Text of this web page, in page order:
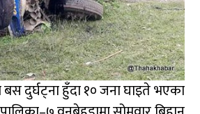
दुर्घट्ना हुँदा १० जना घाइते भएका